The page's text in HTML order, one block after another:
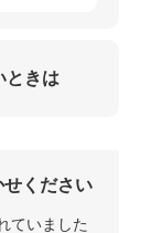
ときは
ください
ていました